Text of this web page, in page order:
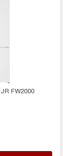
FW2000